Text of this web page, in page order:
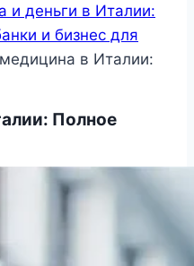
и деньги в Италии:
и бизнес для
в Италии:
Полное